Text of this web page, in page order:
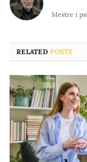
Mestre i
RELATEDPOSTS